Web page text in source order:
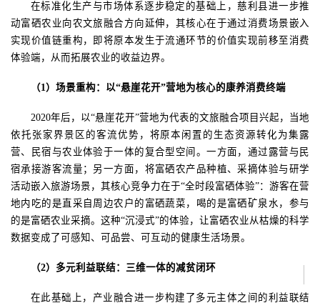
在标准化生产与市场体系逐步稳定的基础上，慈利县进一步推
动富硒农业向农文旅融合方向延伸，其核心在于通过消费场景嵌入
实现价值链重构，即将原本发生于流通环节的价值实现前移至消费
体验端，从而拓展农业的收益边界。
（1）场景重构：以“悬崖花开”营地为核心的康养消费终端
2020年后，以“悬崖花开”营地为代表的文旅融合项目兴起，当地
依托张家界景区的客流优势，将原本闲置的生态资源转化为集露
营、民宿与农业体验于一体的复合型空间。一方面，通过露营与民
宿承接游客流量；另一方面，将富硒农产品种植、采摘体验与研学
活动嵌入旅游场景，其核心竞争力在于“全时段富硒体验”：游客在营
地内吃的是直采自周边农户的富硒蔬菜，喝的是富硒矿泉水，参与
的是富硒农业采摘。这种“沉浸式”的体验，让富硒农业从枯燥的科学
数据变成了可感知、可品尝、可互动的健康生活场景。
（2）多元利益联结：三维一体的减贫闭环
在此基础上，产业融合进一步构建了多元主体之间的利益联结